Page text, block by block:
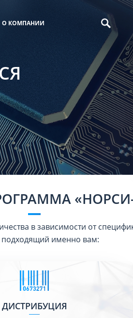
О КОМПАНИИ
в зависимости от
подходящий именно вам:
ДИСТРИБУЦИЯ